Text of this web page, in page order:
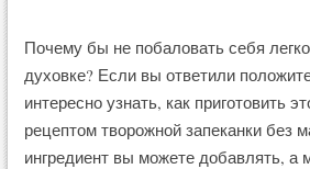
Почему бы не побаловать себя
духовке? Если вы ответили
интересно узнать, как приготовить
рецептом творожной запеканки без
ингредиент вы можете добавлять, а